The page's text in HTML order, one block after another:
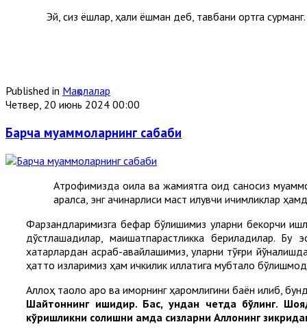
Эй, сиз ёшлар, ҳали ёшман деб, тавбани ортга
Published in Мақолалар
Четвер, 20 июнь 2024 00:00
Барча муаммоларнинг сабаби
Атрофимизда оила ва жамиятга оид саноқсиз
қаралса, энг ачинарлиси маст қилувчи ичимликлар
Фарзандларимизга бефарқ бўлишимиз уларни бекорчи
дўстлашадилар, маишатпарастликка бериладилар.
хатарлардан асраб-авайлашимиз, уларни тўғри
ҳатто қизларимиз ҳам ичкилик иллатига мубтало
Аллоҳ таоло ароқ ва қиморнинг ҳаромлигини баён қилиб,
Шайтоннинг ишидир. Бас, ундан четда бўлинг.
кўришликни солишни ҳамда сизларни Аллоҳнинг